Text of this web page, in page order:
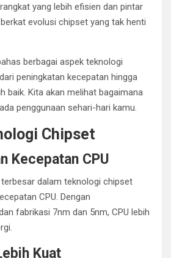
yang lebih efisien dan pintar
evolusi chipset yang tak henti
berbagai aspek teknologi
peningkatan kecepatan hingga
baik. Kita akan melihat bagaimana
penggunaan sehari-hari kamu.
Chipset
Kecepatan CPU
dalam teknologi chipset
CPU. Dengan
fabrikasi 7nm dan 5nm, CPU lebih
Kuat